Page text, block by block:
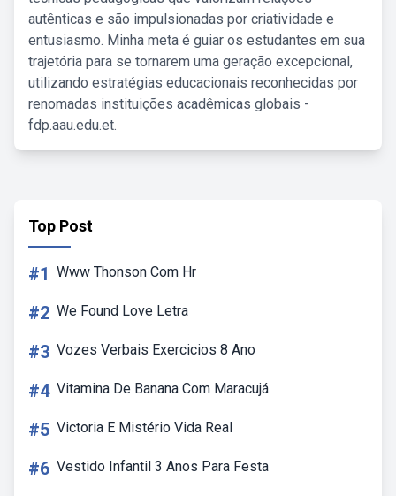
autênticas e são impulsionadas por criatividade e
entusiasmo. Minha meta é guiar os estudantes em sua
trajetória para se tornarem uma geração excepcional,
utilizando estratégias educacionais reconhecidas por
renomadas instituições acadêmicas globais -
fdp.aau.edu.et.
Top Post
#1 Www Thonson Com Hr
#2 We Found Love Letra
#3 Vozes Verbais Exercicios 8 Ano
#4 Vitamina De Banana Com Maracujá
#5 Victoria E Mistério Vida Real
#6 Vestido Infantil 3 Anos Para Festa